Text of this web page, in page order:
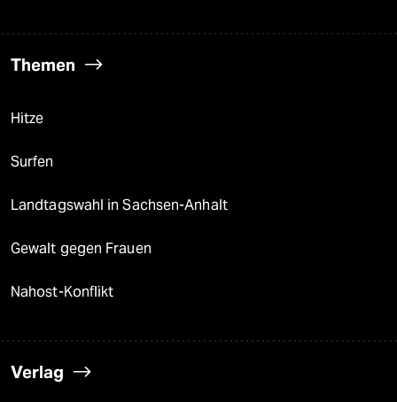
Themen
Hitze
Surfen
Landtagswahl in Sachsen-Anhalt
Gewalt gegen Frauen
Nahost-Konflikt
Verlag